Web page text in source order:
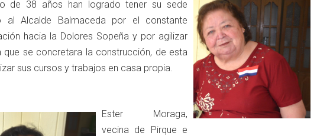
de 38 años han logrado tener su sede
al Alcalde Balmaceda por el constante
hacia la Dolores Sopeña y por agilizar
se concretara la construcción, de esta
sus cursos y trabajos en casa propia.
Ester Moraga,
vecina de Pirque e